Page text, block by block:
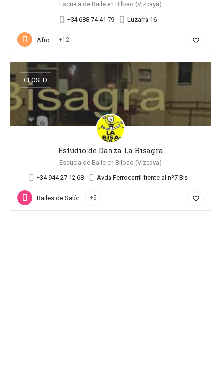
Escuela de Baile en Bilbao (Vizcaya)
+34 688 74 41 79 Luzarra 16
Afro +12 favorite_border
Estudio de Danza La Bisagra
Escuela de Baile en Bilbao (Vizcaya)
+34 944 27 12 68 Avda Ferrocarril frente al nº7 Bis
CLOSED
Bailes de Salón +5 favorite_border